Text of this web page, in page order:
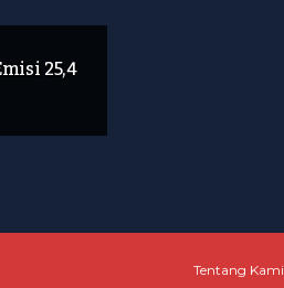
25,4
Tentang Kami